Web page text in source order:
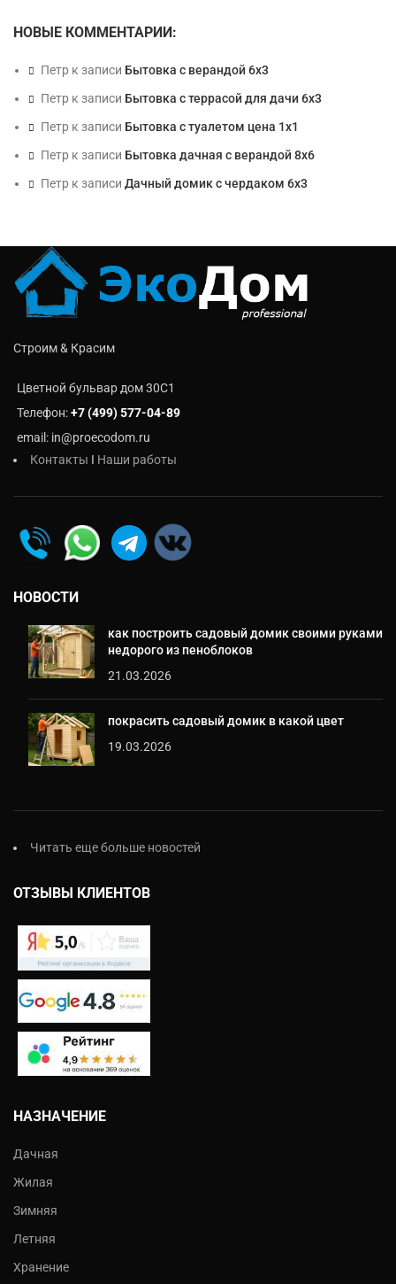
НОВЫЕ КОММЕНТАРИИ:
Петр к записи Бытовка с верандой 6х3
Петр к записи Бытовка с террасой для дачи 6х3
Петр к записи Бытовка с туалетом цена 1х1
Петр к записи Бытовка дачная с верандой 8х6
Петр к записи Дачный домик с чердаком 6х3
Строим & Красим
Цветной бульвар дом 30C1
Телефон:+7 (499) 577-04-89
email: in@proecodom.ru
Контакты I Наши работы
НОВОСТИ
как построить садовый домик своими руками
недорого из пеноблоков
21.03.2026
покрасить садовый домик в какой цвет
19.03.2026
Читать еще больше новостей
ОТЗЫВЫ КЛИЕНТОВ
НАЗНАЧЕНИЕ
Дачная
Жилая
Зимняя
Летняя
Хранение